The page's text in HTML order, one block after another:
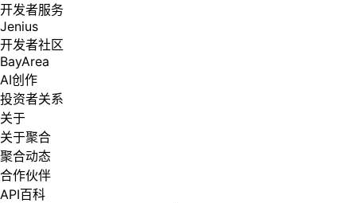
开发者服务
Jenius
开发者社区
BayArea
AI创作
投资者关系
关于
关于聚合
聚合动态
合作伙伴
API百科